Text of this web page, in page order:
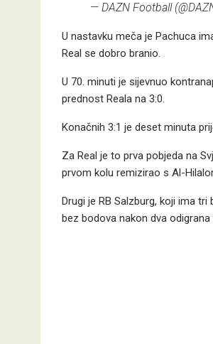
— DAZN Football
U nastavku meča je Pachuca
Real se dobro branio.
U 70. minuti je sijevnuo
prednost Reala na 3:0.
Konačnih 3:1 je deset minuta
Za Real je to prva pobjeda na
prvom kolu remizirao s Al-
Drugi je RB Salzburg, koji ima
bez bodova nakon dva odigrana